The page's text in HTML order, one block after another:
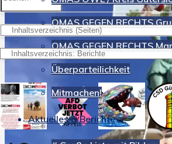
OMAS GEGEN RECHTS
OMAS GEGEN RECHTS
Überparteilichkeit
Mitmachen!
Aktuelles & Berichte
nach: